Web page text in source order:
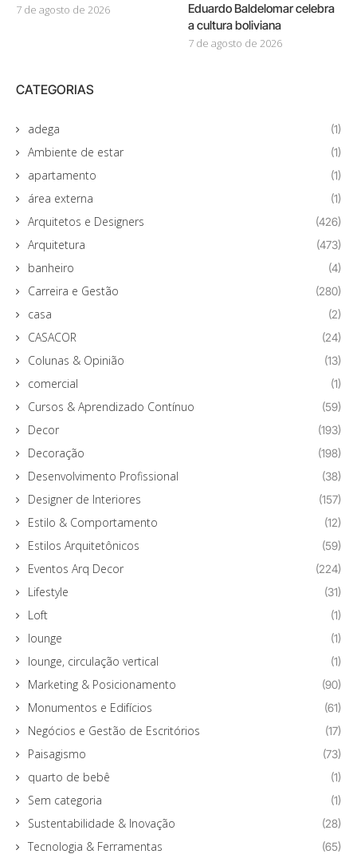
7 de agosto de 2026
Eduardo Baldelomar celebra
a cultura boliviana
7 de agosto de 2026
CATEGORIAS
adega (1)
Ambiente de estar (1)
apartamento (1)
área externa (1)
Arquitetos e Designers (426)
Arquitetura (473)
banheiro (4)
Carreira e Gestão (280)
casa (2)
CASACOR (24)
Colunas & Opinião (13)
comercial (1)
Cursos & Aprendizado Contínuo (59)
Decor (193)
Decoração (198)
Desenvolvimento Profissional (38)
Designer de Interiores (157)
Estilo & Comportamento (12)
Estilos Arquitetônicos (59)
Eventos Arq Decor (224)
Lifestyle (31)
Loft (1)
lounge (1)
lounge, circulação vertical (1)
Marketing & Posicionamento (90)
Monumentos e Edifícios (61)
Negócios e Gestão de Escritórios (17)
Paisagismo (73)
quarto de bebê (1)
Sem categoria (1)
Sustentabilidade & Inovação (28)
Tecnologia & Ferramentas (65)